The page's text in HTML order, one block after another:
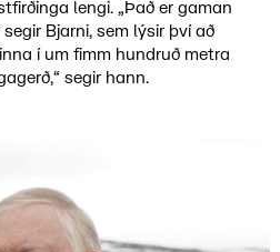
lengi. „Það er gaman
Bjarni, sem lýsir því að
í um fimm hundruð metra
segir hann.